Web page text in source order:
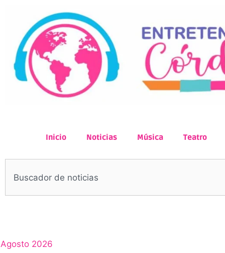
Inicio Noticias Música Teatro
Agosto 2026